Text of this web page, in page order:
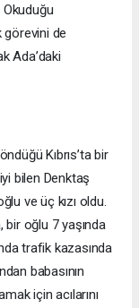
Okuduğu
de
Ada’daki
Kıbrıs’ta bir
bilen Denktaş
ve üç kızı oldu.
bir oğlu 7 yaşında
trafik kazasında
babasının
için acılarını